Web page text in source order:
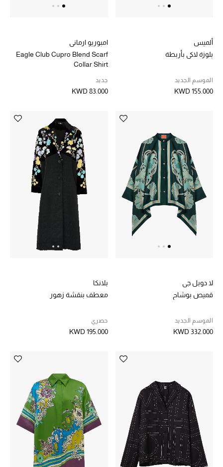
ألميس
بلوزة لاكي بأربطة
الموسم الجديد
KWD 155.000
امبوريو ارماني
Eagle Club Cupro Blend Scarf
Collar Shirt
جديد
KWD 83.000
لا دوبل جي
قميص بوشاح
الموسم الجديد
KWD 332.000
بلانكا
معطف بنقشة زهور
حصري
KWD 195.000